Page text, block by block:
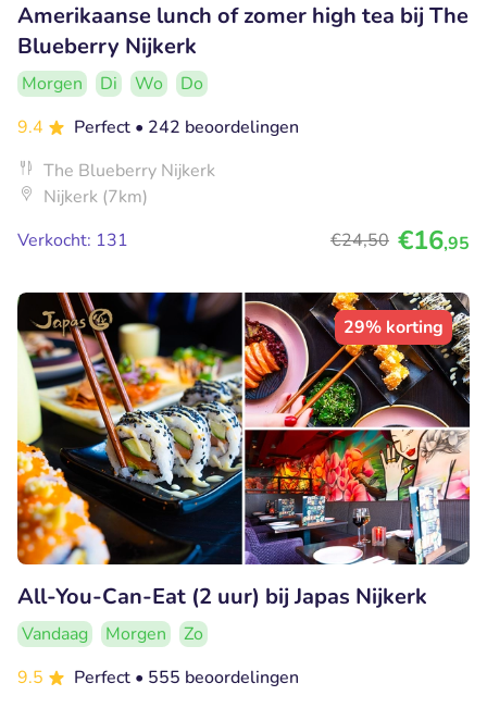
Amerikaanse lunch of zomer high tea bij The
Blueberry Nijkerk
Morgen Di Wo
Do
9.4
Perfect • 242 beoordelingen
The Blueberry Nijkerk
Nijkerk (7km)
Verkocht: 131
€24,50 €16,95
29% korting
All-You-Can-Eat (2 uur) bij Japas Nijkerk
Vandaag Morgen
Zo
9.5
Perfect • 555 beoordelingen